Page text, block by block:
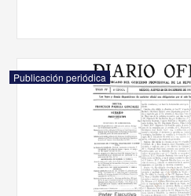
Publicación periódica